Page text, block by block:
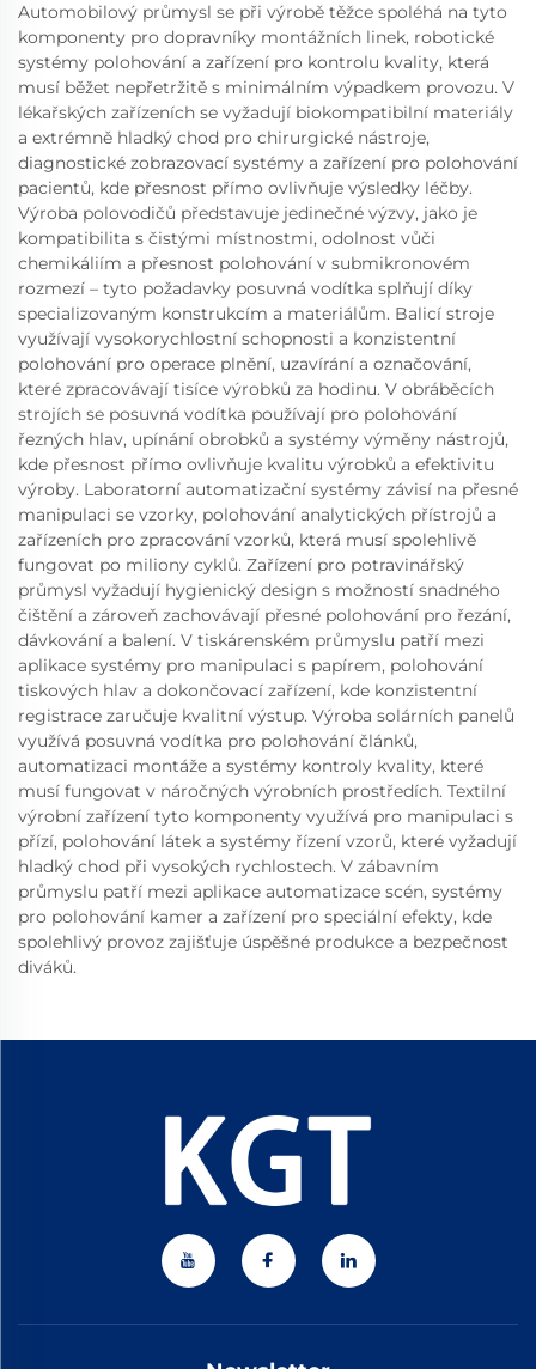
Automobilový průmysl se při výrobě těžce spoléhá na tyto
komponenty pro dopravníky montážních linek, robotické
systémy polohování a zařízení pro kontrolu kvality, která
musí běžet nepřetržitě s minimálním výpadkem provozu. V
lékařských zařízeních se vyžadují biokompatibilní materiály
a extrémně hladký chod pro chirurgické nástroje,
diagnostické zobrazovací systémy a zařízení pro polohování
pacientů, kde přesnost přímo ovlivňuje výsledky léčby.
Výroba polovodičů představuje jedinečné výzvy, jako je
kompatibilita s čistými místnostmi, odolnost vůči
chemikáliím a přesnost polohování v submikronovém
rozmezí – tyto požadavky posuvná vodítka splňují díky
specializovaným konstrukcím a materiálům. Balicí stroje
využívají vysokorychlostní schopnosti a konzistentní
polohování pro operace plnění, uzavírání a označování,
které zpracovávají tisíce výrobků za hodinu. V obráběcích
strojích se posuvná vodítka používají pro polohování
řezných hlav, upínání obrobků a systémy výměny nástrojů,
kde přesnost přímo ovlivňuje kvalitu výrobků a efektivitu
výroby. Laboratorní automatizační systémy závisí na přesné
manipulaci se vzorky, polohování analytických přístrojů a
zařízeních pro zpracování vzorků, která musí spolehlivě
fungovat po miliony cyklů. Zařízení pro potravinářský
průmysl vyžadují hygienický design s možností snadného
čištění a zároveň zachovávají přesné polohování pro řezání,
dávkování a balení. V tiskárenském průmyslu patří mezi
aplikace systémy pro manipulaci s papírem, polohování
tiskových hlav a dokončovací zařízení, kde konzistentní
registrace zaručuje kvalitní výstup. Výroba solárních panelů
využívá posuvná vodítka pro polohování článků,
automatizaci montáže a systémy kontroly kvality, které
musí fungovat v náročných výrobních prostředích. Textilní
výrobní zařízení tyto komponenty využívá pro manipulaci s
přízí, polohování látek a systémy řízení vzorů, které vyžadují
hladký chod při vysokých rychlostech. V zábavním
průmyslu patří mezi aplikace automatizace scén, systémy
pro polohování kamer a zařízení pro speciální efekty, kde
spolehlivý provoz zajišťuje úspěšné produkce a bezpečnost
diváků.